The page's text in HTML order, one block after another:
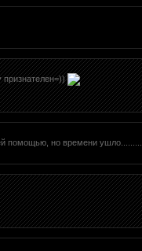
признателен=))
помощью, но времени